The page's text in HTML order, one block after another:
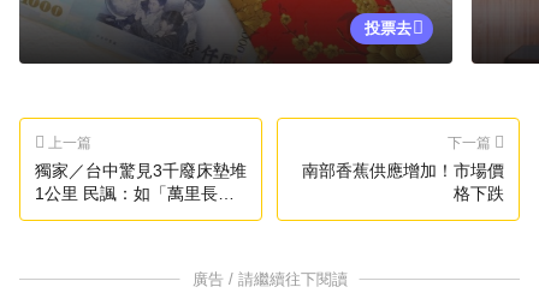
投票去
上一篇
獨家／台中驚見3千廢床墊堆
1公里 民諷：如「萬里長
城」
下一篇
南部香蕉供應增加！市場價
格下跌
廣告 / 請繼續往下閱讀